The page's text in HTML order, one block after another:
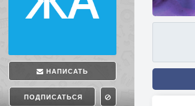
НАПИСАТЬ
ПОДПИСАТЬСЯ